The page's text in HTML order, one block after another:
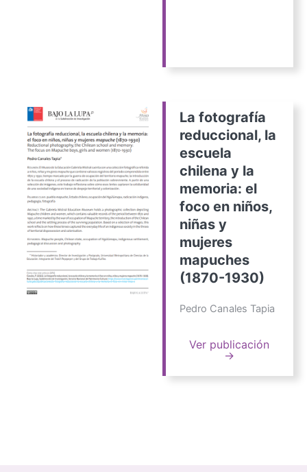
La fotografía
reduccional, la
escuela
chilena y la
memoria: el
foco en niños,
niñas y
mujeres
mapuches
(1870-1930)
Pedro Canales Tapia
Ver publicación
→